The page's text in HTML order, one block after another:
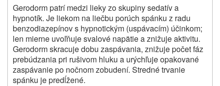
Gerodorm patrí medzi lieky zo skupiny sedatív a
hypnotík. Je liekom na liečbu porúch spánku z radu
benzodiazepínov s hypnotickým (uspávacím) účinkom;
len mierne uvoľňuje svalové napätie a znižuje aktivitu.
Gerodorm skracuje dobu zaspávania, znižuje počet fáz
prebúdzania pri rušivom hluku a urýchľuje opakované
zaspávanie po nočnom zobudení. Stredné trvanie
spánku je predĺžené.